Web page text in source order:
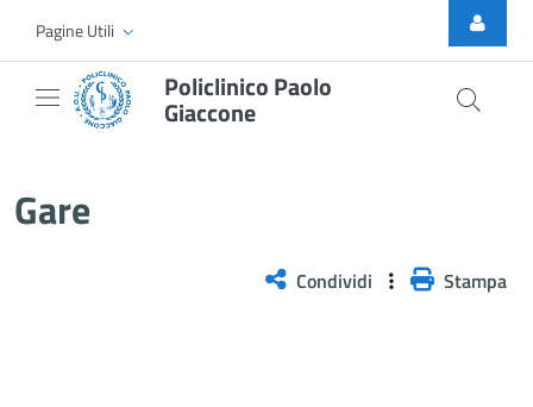
Skip to Main Content
Pagine Utili
Policlinico Paolo
Giaccone
Gare
Condividi Stampa